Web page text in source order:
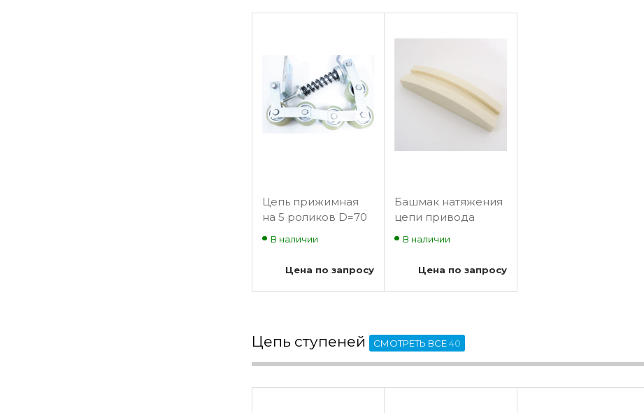
Цепь прижимная
на 5 роликов D=70
Sigma
В наличии
Цена по запросу
Башмак натяжения
цепи привода
В наличии
Цена по запросу
Цепь ступеней СМОТРЕТЬ ВСЕ40